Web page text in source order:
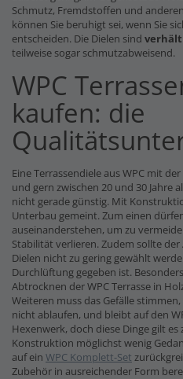
Schmutz, Fremdstoffen und
können Sie beruhigt sei, wenn Sie
entscheiden. Die Dielen sind
teilweise sogar schmutzabweisend.
WPC
kaufen: die
Eine Terrassendiele aus WPC mit
und gern zwischen 20 und 30 Jahre
nicht gerade günstig. Mit
Unterbau gemeint. Zum einen
auseinanderstehen, um zu
Stabilität verlieren. Zudem sollte
Dielen nicht zu gering gewählt
Durchlüftung gegeben ist.
Abtrocknen der WPC Terrasse in
Weiteren muss das Gefälle
nicht ablaufen, und bleibt auf den
Hexenwerk, doch diese Dinge gilt
Konstruktion möglichst wenig
auf ein WPC Komplett-Set
Zubehör in ausreichender Form